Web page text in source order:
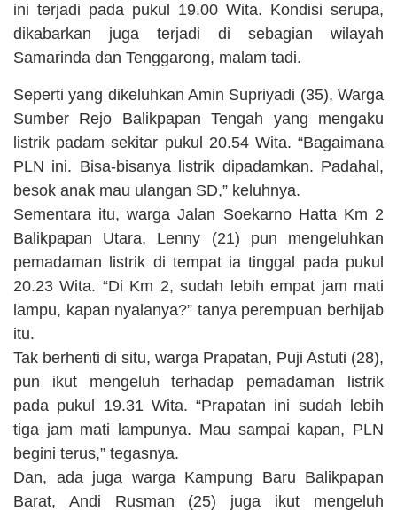
ini terjadi pada pukul 19.00 Wita. Kondisi serupa,
dikabarkan juga terjadi di sebagian wilayah
Samarinda dan Tenggarong, malam tadi.
Seperti yang dikeluhkan Amin Supriyadi (35), Warga
Sumber Rejo Balikpapan Tengah yang mengaku
listrik padam sekitar pukul 20.54 Wita. “Bagaimana
PLN ini. Bisa-bisanya listrik dipadamkan. Padahal,
besok anak mau ulangan SD,” keluhnya.
Sementara itu, warga Jalan Soekarno Hatta Km 2
Balikpapan Utara, Lenny (21) pun mengeluhkan
pemadaman listrik di tempat ia tinggal pada pukul
20.23 Wita. “Di Km 2, sudah lebih empat jam mati
lampu, kapan nyalanya?” tanya perempuan berhijab
itu.
Tak berhenti di situ, warga Prapatan, Puji Astuti (28),
pun ikut mengeluh terhadap pemadaman listrik
pada pukul 19.31 Wita. “Prapatan ini sudah lebih
tiga jam mati lampunya. Mau sampai kapan, PLN
begini terus,” tegasnya.
Dan, ada juga warga Kampung Baru Balikpapan
Barat, Andi Rusman (25) juga ikut mengeluh